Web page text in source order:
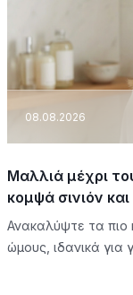
08.08.2026
Μαλλιά μέχρι
κομψά σινιόν
Ανακαλύψτε τα πιο
ώμους, ιδανικά για